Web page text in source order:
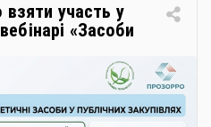
участь у
«Засоби
та косметичні
закупівлях: як
та обрати
продукцію»